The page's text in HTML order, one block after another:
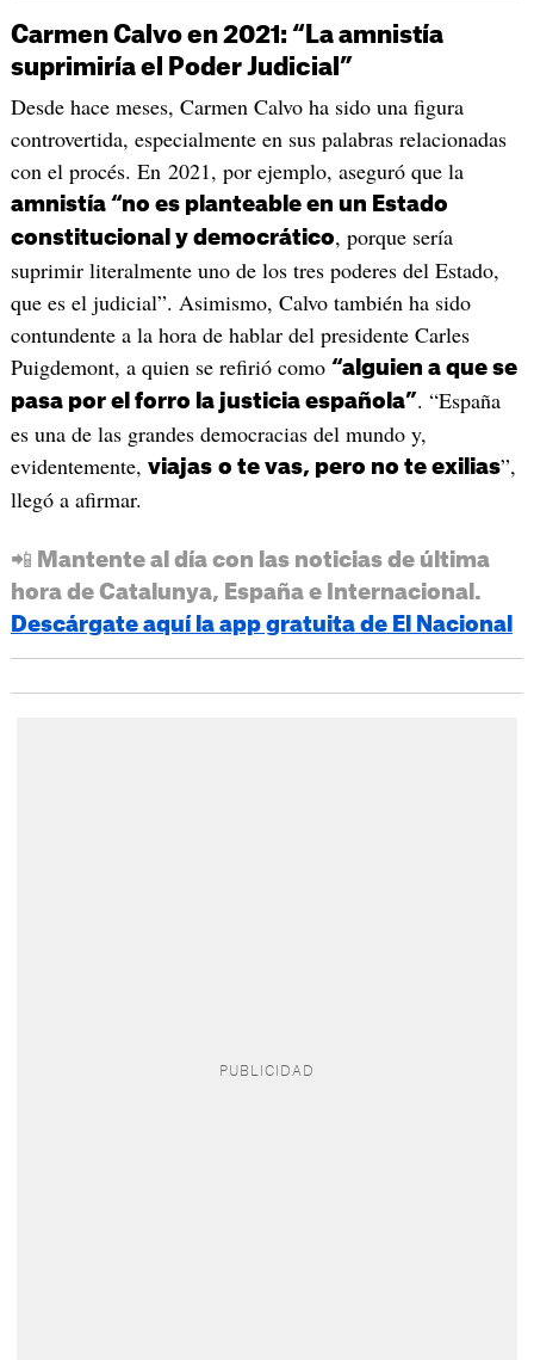
Carmen Calvo en 2021: “La amnistía
suprimiría el Poder Judicial”
Desde hace meses, Carmen Calvo ha sido una figura
controvertida, especialmente en sus palabras relacionadas
con el procés. En 2021, por ejemplo, aseguró que la
amnistía “no es planteable en un Estado
constitucional y democrático, porque sería
suprimir literalmente uno de los tres poderes del Estado,
que es el judicial”. Asimismo, Calvo también ha sido
contundente a la hora de hablar del presidente Carles
Puigdemont, a quien se refirió como “alguien a que se
pasa por el forro la justicia española”. “España
es una de las grandes democracias del mundo y,
evidentemente, viajas o te vas, pero no te exilias”,
llegó a afirmar.
📲 Mantente al día con las noticias de última
hora de Catalunya, España e Internacional.
Descárgate aquí la app gratuita de El Nacional